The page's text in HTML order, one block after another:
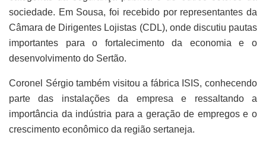
sociedade. Em Sousa, foi recebido por representantes da
Câmara de Dirigentes Lojistas (CDL), onde discutiu pautas
importantes para o fortalecimento da economia e o
desenvolvimento do Sertão.
Coronel Sérgio também visitou a fábrica ISIS, conhecendo
parte das instalações da empresa e ressaltando a
importância da indústria para a geração de empregos e o
crescimento econômico da região sertaneja.